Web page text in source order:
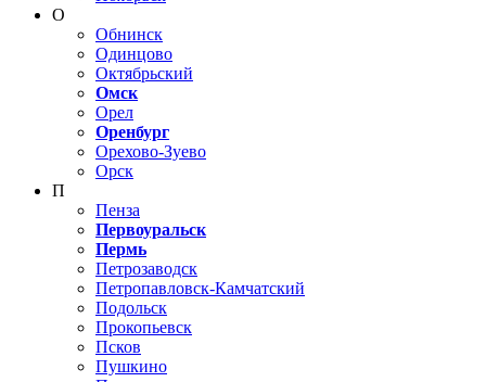
О
Обнинск
Одинцово
Октябрьский
Омск
Орел
Оренбург
Орехово-Зуево
Орск
П
Пенза
Первоуральск
Пермь
Петрозаводск
Петропавловск-Камчатский
Подольск
Прокопьевск
Псков
Пушкино